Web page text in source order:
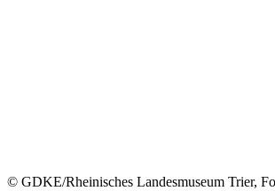
© GDKE/Rheinisches Landesmuseum Trier,